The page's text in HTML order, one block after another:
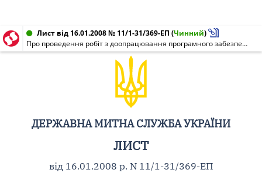
Лист від 16.01.2008 № 11/1-31/369-ЕП (Чинний)
Про проведення робіт з доопрацювання програмного забезпечення
ДЕРЖАВНА МИТНА СЛУЖБА УКРАЇНИ
ЛИСТ
від 16.01.2008 р. N 11/1-31/369-ЕП